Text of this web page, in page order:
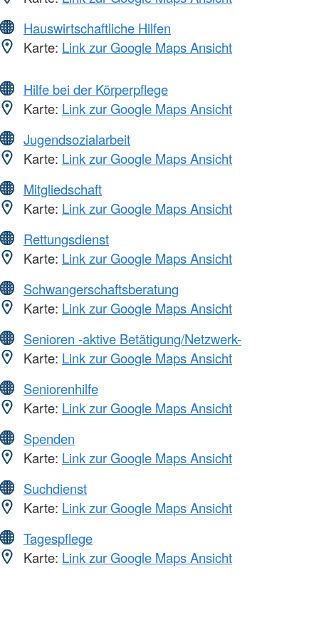
Hauswirtschaftliche Hilfen
Karte: Link zur Google Maps Ansicht
Hilfe bei der Körperpflege
Karte: Link zur Google Maps Ansicht
Jugendsozialarbeit
Karte: Link zur Google Maps Ansicht
Mitgliedschaft
Karte: Link zur Google Maps Ansicht
Rettungsdienst
Karte: Link zur Google Maps Ansicht
Schwangerschaftsberatung
Karte: Link zur Google Maps Ansicht
Senioren -aktive Betätigung/Netzwerk-
Karte: Link zur Google Maps Ansicht
Seniorenhilfe
Karte: Link zur Google Maps Ansicht
Spenden
Karte: Link zur Google Maps Ansicht
Suchdienst
Karte: Link zur Google Maps Ansicht
Tagespflege
Karte: Link zur Google Maps Ansicht